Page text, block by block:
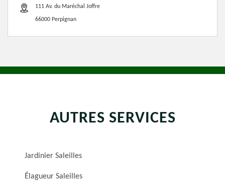
111 Av. du Maréchal Joffre
66000 Perpignan
AUTRES SERVICES
Jardinier Saleilles
Élagueur Saleilles